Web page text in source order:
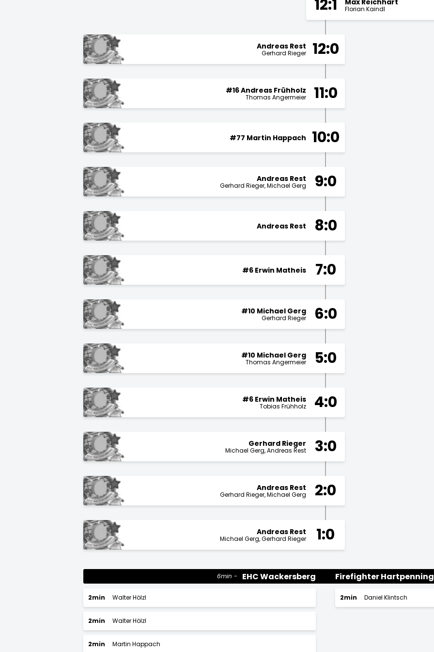
12:1 Florian Kaindl
12:0
Andreas Rest
Gerhard Rieger
11:0
#16 Andreas Frühholz
Thomas Angermeier
10:0
#77 Martin Happach
9:0
Andreas Rest
Gerhard Rieger Michael Gerg
8:0
Andreas Rest
7:0
#6 Erwin Matheis
6:0
#10 Michael Gerg
Gerhard Rieger
5:0
#10 Michael Gerg
Thomas Angermeier
4:0
#6 Erwin Matheis
Tobias Frühholz
3:0
Gerhard Rieger
Michael Gerg Andreas Rest
2:0
Andreas Rest
Gerhard Rieger Michael Gerg
1:0
Andreas Rest
Michael Gerg Gerhard Rieger
EHC Wackersberg
6min
2min Walter Hölzl
2min Walter Hölzl
2min Martin Happach
Firefighter Hartpenning
2min Daniel Klintsch